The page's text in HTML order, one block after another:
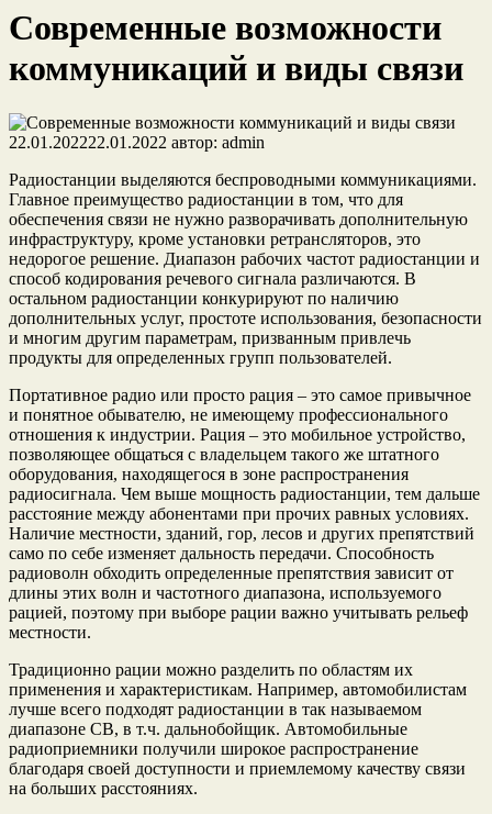
Современные возможности
коммуникаций и виды связи
22.01.202222.01.2022 автор: admin
Радиостанции выделяются беспроводными коммуникациями.
Главное преимущество радиостанции в том, что для
обеспечения связи не нужно разворачивать дополнительную
инфраструктуру, кроме установки ретрансляторов, это
недорогое решение. Диапазон рабочих частот радиостанции и
способ кодирования речевого сигнала различаются. В
остальном радиостанции конкурируют по наличию
дополнительных услуг, простоте использования, безопасности
и многим другим параметрам, призванным привлечь
продукты для определенных групп пользователей.
Портативное радио или просто рация – это самое привычное
и понятное обывателю, не имеющему профессионального
отношения к индустрии. Рация – это мобильное устройство,
позволяющее общаться с владельцем такого же штатного
оборудования, находящегося в зоне распространения
радиосигнала. Чем выше мощность радиостанции, тем дальше
расстояние между абонентами при прочих равных условиях.
Наличие местности, зданий, гор, лесов и других препятствий
само по себе изменяет дальность передачи. Способность
радиоволн обходить определенные препятствия зависит от
длины этих волн и частотного диапазона, используемого
рацией, поэтому при выборе рации важно учитывать рельеф
местности.
Традиционно рации можно разделить по областям их
применения и характеристикам. Например, автомобилистам
лучше всего подходят радиостанции в так называемом
диапазоне CB, в т.ч. дальнобойщик. Автомобильные
радиоприемники получили широкое распространение
благодаря своей доступности и приемлемому качеству связи
на больших расстояниях.